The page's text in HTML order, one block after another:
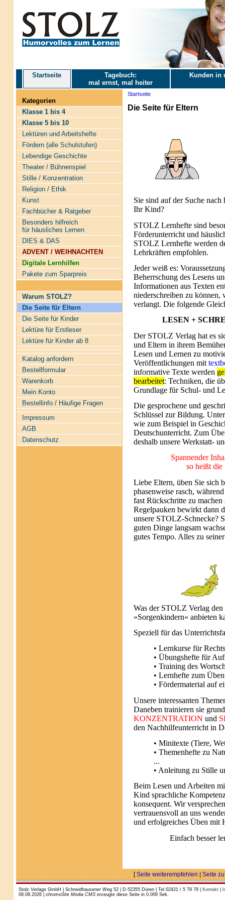
Startseite
Tagebuch:
mal ernst, mal heiter
Kunden in
Kategorien
Klasse 1 bis 4
Klasse 5 bis 10
Lektüren und Arbeitshefte
Fördern (alle Schulstufen)
Lebendige Geschichte
Theater / Bühnenspiel
Stille / Konzentration
Religion / Ethik
Kunst
Fachbücher & Ratgeber
Besonders hilfreich
für häusliches Lernen
DIES & DAS
ADVENT / WEIHNACHTEN
Digitale Lernhilfen
Pakete zum Sparpreis
Warum STOLZ?
Die Seite für Eltern
Die Seite für Kinder
Lektüre für Erstleser
Lektüre für Kinder ab 8
Katalog anfordern
Bestellformular
Warenkorb
Mein Konto
Bestellinfo / Häufige Fragen
Impressum
AGB
Datenschutz
Startseite
Die Seite für Eltern
Sie sind auf der Suche
Ihr Kind?
STOLZ Lernhefte sind
Förderunterricht und
STOLZ Lernhefte werden
Lehrkräften empfohlen.
Jeder weiß es:
Beherrschung des Lesens
Informationen aus Texten
niederschreiben zu
verlangt. Die folgende
LESEN +
Der STOLZ Verlag hat es
und Eltern in ihrem
Lesen und Lernen zu
Veröffentlichungen mit
informative Texte werden
bearbeitet: Techniken, die
Grundlage für Schul- und
Die gesprochene und
Schlüssel zur Bildung.
wie zum Beispiel in
Deutschunterricht. Zum
deshalb unsere Werkstatt-
Spannender
so heißt
Liebe Eltern, üben Sie sich
phasenweise rasch,
fast Rückschritte zu machen
Regelpauken bewirkt dann
unsere STOLZ-Schnecke?
guten Dinge langsam
gutes Tempo. Alles zu
Was der STOLZ Verlag
»Sorgenkindern« anbieten
Speziell für das
• Lernkurse für
• Übungshefte für
• Training des
• Lernhefte zum
• Fördermaterial auf
Unsere interessanten
Daneben trainieren sie
KONZENTRATION und
den Nachhilfeunterricht in
• Minitexte (Tiere,
• Themenhefte zu
...
• Anleitung zu Stille
Beim Lesen und Arbeiten
Kind sprachliche
konsequent. Wir
vertrauensvoll an uns
und erfolgreiches Üben mit
Einfach besser
[Seite weiterempfehlen Seite
Stolz Verlags GmbH | Schneidhausener Weg 52 | D-52355 Düren | Tel 02421 / 5 79 79 | Kontakt|
08.08.2026 | chromoSite Media CMSerzeugte diese Seite in 0.009 Sek.